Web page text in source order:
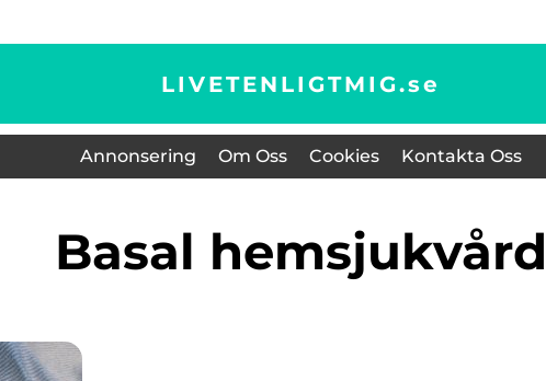
LIVETENLIGTMIG.se
Annonsering Om Oss Cookies Kontakta Oss
basal hemsjukvård